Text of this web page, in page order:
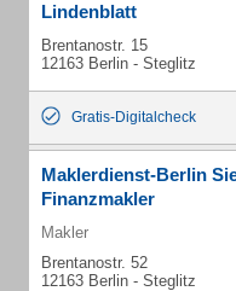
Lindenblatt
Brentanostr. 15
12163 Berlin - Steglitz
Gratis-Digitalcheck
Maklerdienst-Berlin
Finanzmakler
Makler
Brentanostr. 52
12163 Berlin - Steglitz